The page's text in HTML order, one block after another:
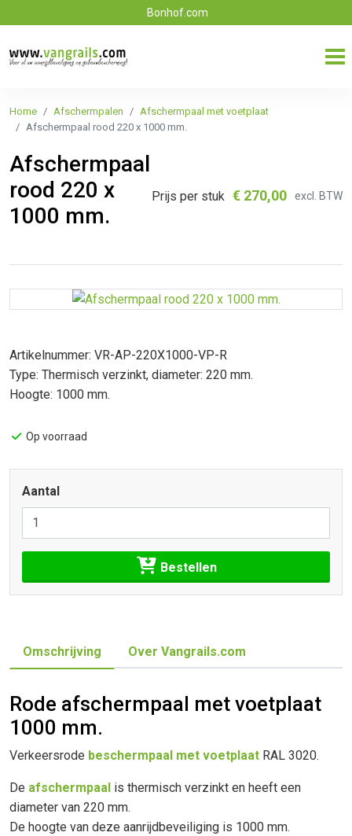
Bonhof.com
Home Afschermpalen
Afschermpaal met voetplaat
Afschermpaal rood 220 x 1000 mm.
Afschermpaal
rood 220 x
1000 mm.
Prijs per stuk € 270,00 excl. BTW
Artikelnummer: VR-AP-220X1000-VP-R
Type: Thermisch verzinkt, diameter: 220 mm.
Hoogte: 1000 mm.
Op voorraad
Aantal
Bestellen
Omschrijving Over Vangrails.com
Rode afschermpaal met voetplaat
1000 mm.
Verkeersrode beschermpaal met voetplaat RAL 3020.
De afschermpaal is thermisch verzinkt en heeft een
diameter van 220 mm.
De hoogte van deze aanrijdbeveiliging is 1000 mm.